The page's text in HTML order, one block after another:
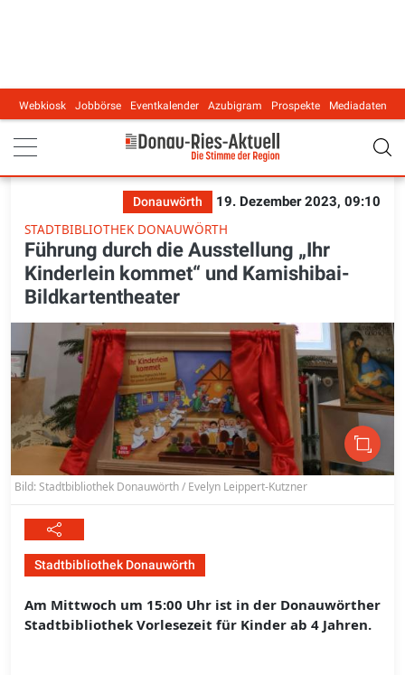
Main navigation
Webkiosk Jobbörse Eventkalender Azubigram Prospekte Mediadaten
Donauwörth
19. Dezember 2023, 09:10
STADTBIBLIOTHEK DONAUWÖRTH
Führung durch die Ausstellung „Ihr
Kinderlein kommet“ und Kamishibai-
Bildkartentheater
Bild: Stadtbibliothek Donauwörth / Evelyn Leippert-Kutzner
Stadtbibliothek Donauwörth
Am Mittwoch um 15:00 Uhr ist in der Donauwörther
Stadtbibliothek Vorlesezeit für Kinder ab 4 Jahren.